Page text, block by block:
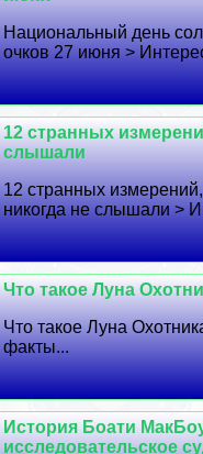
Национальный день
очков 27 июня >
12 странных
слышали
12 странных
никогда не слышали >
Что такое Луна
Что такое Луна
факты...
История Боати
исследовательское